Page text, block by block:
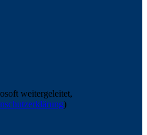
weitergeleitet,
)